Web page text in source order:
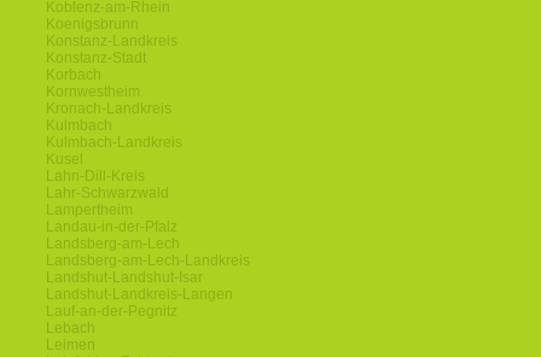
Koblenz-am-Rhein
Koenigsbrunn
Konstanz-Landkreis
Konstanz-Stadt
Korbach
Kornwestheim
Kronach-Landkreis
Kulmbach
Kulmbach-Landkreis
Kusel
Lahn-Dill-Kreis
Lahr-Schwarzwald
Lampertheim
Landau-in-der-Pfalz
Landsberg-am-Lech
Landsberg-am-Lech-Landkreis
Landshut-Landshut-Isar
Landshut-Landkreis-Langen
Lauf-an-der-Pegnitz
Lebach
Leimen